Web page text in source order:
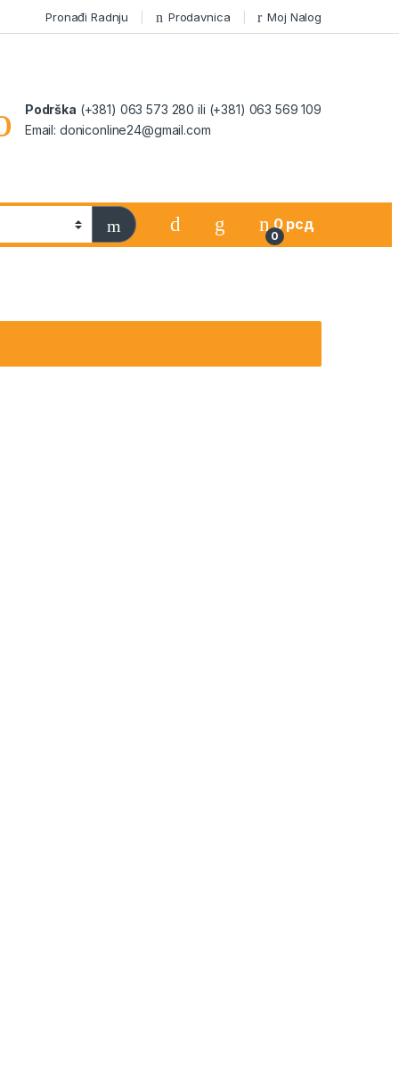
Pronađi Radnju Prodavnica Moj Nalog
Podrška (+381) 063 573 280 ili (+381) 063 569 109
Email: doniconline24@gmail.com
0
0 рсд